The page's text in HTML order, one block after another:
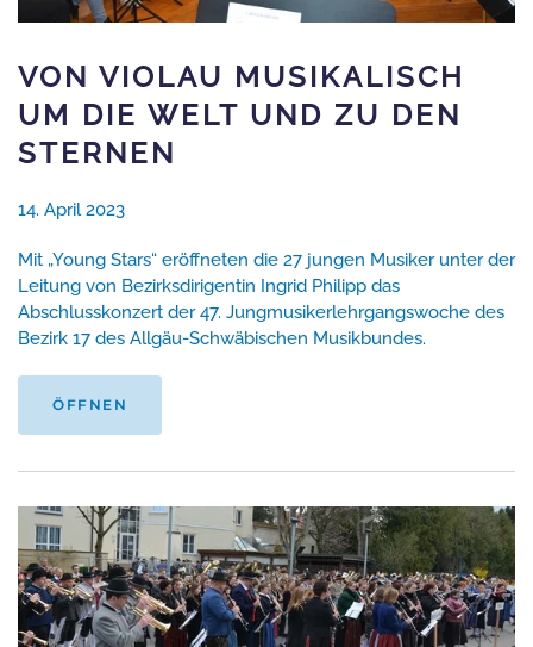
VON VIOLAU MUSIKALISCH
UM DIE WELT UND ZU DEN
STERNEN
14. April 2023
Mit „Young Stars“ eröffneten die 27 jungen Musiker unter der
Leitung von Bezirksdirigentin Ingrid Philipp das
Abschlusskonzert der 47. Jungmusikerlehrgangswoche des
Bezirk 17 des Allgäu-Schwäbischen Musikbundes.
ÖFFNEN